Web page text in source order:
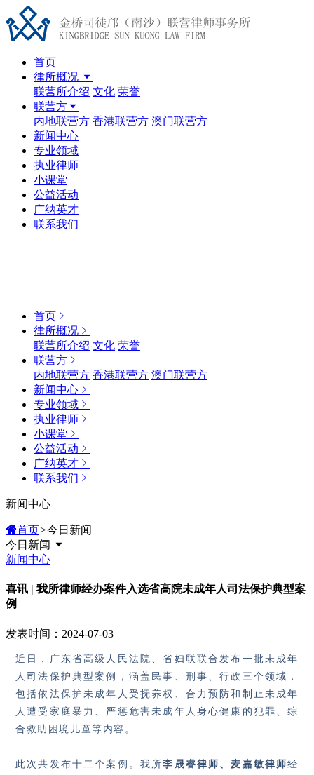
首页
律所概况
联营所介绍 文化 荣誉
联营方
内地联营方 香港联营方 澳门联营方
新闻中心
专业领域
执业律师
小课堂
公益活动
广纳英才
联系我们
首页
律所概况
联营所介绍 文化 荣誉
联营方
内地联营方 香港联营方 澳门联营方
新闻中心
专业领域
执业律师
小课堂
公益活动
广纳英才
联系我们
新闻中心
首页>今日新闻
今日新闻
新闻中心
喜讯 | 我所律师经办案件入选省高院未成年人司法保护典型案
例
发表时间：2024-07-03
近日，广东省高级人民法院、省妇联联合发布一批未成年
人司法保护典型案例，涵盖民事、刑事、行政三个领域，
包括依法保护未成年人受抚养权、合力预防和制止未成年
人遭受家庭暴力、严惩危害未成年人身心健康的犯罪、综
合救助困境儿童等内容。
此次共发布十二个案例。我所李晟睿律师、麦嘉敏律师经